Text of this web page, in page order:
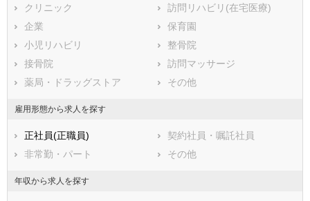
大牟田市
久留米市
直方市
飯塚市
田川市
柳川市
八女市
筑後市
大川市
行橋市
豊前市
春日市
大野城市
宗像市
太宰府市
古賀市
クリニック
訪問リハビリ(在宅医療)
企業
保育園
小児リハビリ
整骨院
接骨院
訪問マッサージ
薬局・ドラッグストア
その他
雇用形態から求人を探す
正社員(正職員)
契約社員・嘱託社員
非常勤・パート
その他
年収から求人を探す